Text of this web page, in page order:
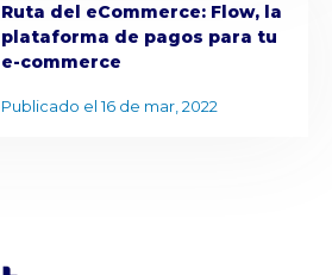
Publicado el 16 de mar, 2022
Ruta del eCommerce: Flow, la
plataforma de pagos para tu
e-commerce